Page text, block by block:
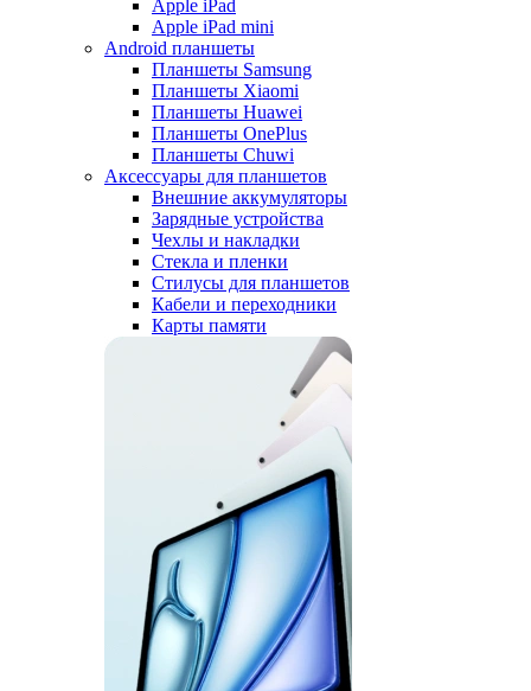
Apple iPad
Apple iPad mini
Android планшеты
Планшеты Samsung
Планшеты Xiaomi
Планшеты Huawei
Планшеты OnePlus
Планшеты Chuwi
Аксессуары для планшетов
Внешние аккумуляторы
Зарядные устройства
Чехлы и накладки
Стекла и пленки
Стилусы для планшетов
Кабели и переходники
Карты памяти